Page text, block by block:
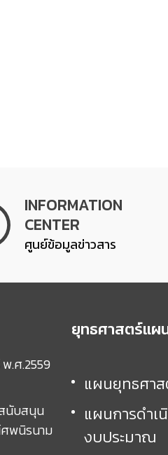
INFORMATION
CENTER
ศูนย์ข้อมูลข่าวสาร
.ศ.2559
นับสนุน
พนิรนาม
ยุทธศาสตร์แผ
แผนยุทธศาส
แผนการดำเ
งบประมาณ